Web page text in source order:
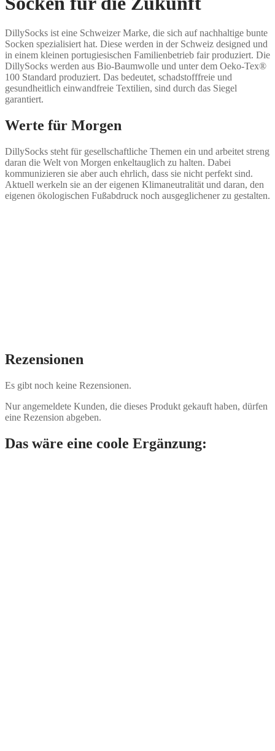
DillySocks ist eine Schweizer Marke, die sich auf nachhaltige bunte
Socken spezialisiert hat. Diese werden in der Schweiz designed und
in einem kleinen portugiesischen Familienbetrieb fair produziert. Die
DillySocks werden aus Bio-Baumwolle und unter dem Oeko-Tex®
100 Standard produziert. Das bedeutet, schadstofffreie und
gesundheitlich einwandfreie Textilien, sind durch das Siegel
garantiert.
Werte für Morgen
DillySocks steht für gesellschaftliche Themen ein und arbeitet streng
daran die Welt von Morgen enkeltauglich zu halten. Dabei
kommunizieren sie aber auch ehrlich, dass sie nicht perfekt sind.
Aktuell werkeln sie an der eigenen Klimaneutralität und daran, den
eigenen ökologischen Fußabdruck noch ausgeglichener zu gestalten.
Rezensionen
Es gibt noch keine Rezensionen.
Nur angemeldete Kunden, die dieses Produkt gekauft haben, dürfen
eine Rezension abgeben.
Das wäre eine coole Ergänzung: